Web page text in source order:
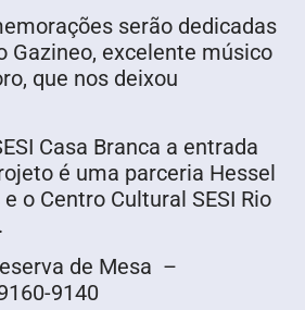
serão dedicadas
Gazineo, excelente músico
que nos deixou
Casa Branca a entrada
é uma parceria Hessel
o Centro Cultural SESI Rio
de Mesa –
9140